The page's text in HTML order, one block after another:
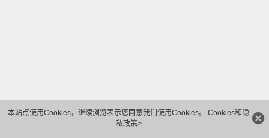
本站点使用Cookies，继续浏览表示您同意我们使用Cookies。 Cookies和隐
私政策>